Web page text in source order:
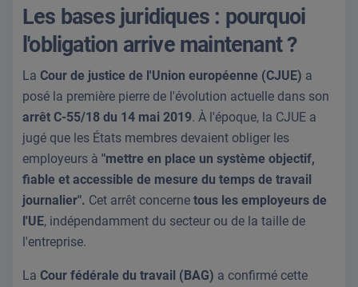
Les bases juridiques : pourquoi
l'obligation arrive maintenant ?
La Cour de justice de l'Union européenne (CJUE) a
posé la première pierre de l'évolution actuelle dans son
arrêt C-55/18 du 14 mai 2019. À l'époque, la CJUE a
jugé que les États membres devaient obliger les
employeurs à "mettre en place un système objectif,
fiable et accessible de mesure du temps de travail
journalier". Cet arrêt concerne tous les employeurs de
l'UE, indépendamment du secteur ou de la taille de
l'entreprise.
La Cour fédérale du travail (BAG) a confirmé cette